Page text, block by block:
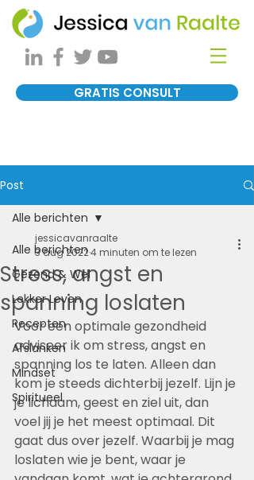
GRATIS CONSULT
Post
Alle berichten
Gezond & Wel
Lekker Leven
Recepten
Afslanken
Mindset
Spiritueel
Alle berichten
Stress, angst en
spanning loslaten
jessicavanraalte
3 aug 20224 minuten om te lezen
Voor een optimale gezondheid
adviseer ik om stress, angst en
spanning los te laten. Alleen dan
kom je steeds dichterbij jezelf. Lijn je
je lichaam, geest en ziel uit, dan
voel jij je het meest optimaal. Dit
gaat dus over jezelf. Waarbij je mag
loslaten wie je bent, waar je